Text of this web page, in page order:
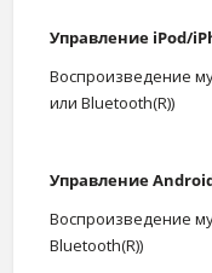
Управление iPod/
Воспроизведение
или Bluetooth(R))
Управление
Воспроизведение
Bluetooth(R))